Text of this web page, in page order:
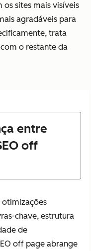
sites mais visíveis
agradáveis para
trata
o restante da
entre
off
otimizações
chave, estrutura
de
off page abrange